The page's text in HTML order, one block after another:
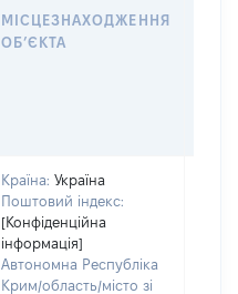
МІСЦЕЗНАХОДЖЕННЯ
ОБʼЄКТА
Країна: Україна
Поштовий індекс:
[Конфіденційна
інформація]
Автономна Республіка
Крим/область/місто зі